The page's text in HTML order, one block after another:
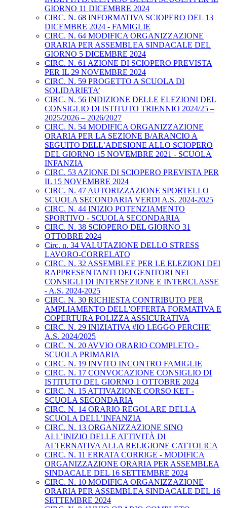
GIORNO 11 DICEMBRE 2024
CIRC. N. 68 INFORMATIVA SCIOPERO DEL 13
DICEMBRE 2024 - FAMIGLIE
CIRC. N. 64 MODIFICA ORGANIZZAZIONE
ORARIA PER ASSEMBLEA SINDACALE DEL
GIORNO 5 DICEMBRE 2024
CIRC. N. 61 AZIONE DI SCIOPERO PREVISTA
PER IL 29 NOVEMBRE 2024
CIRC. N. 59 PROGETTO A SCUOLA DI
SOLIDARIETA’
CIRC. N. 56 INDIZIONE DELLE ELEZIONI DEL
CONSIGLIO DI ISTITUTO TRIENNIO 2024/25 –
2025/2026 – 2026/2027
CIRC. N. 54 MODIFICA ORGANIZZAZIONE
ORARIA PER LA SEZIONE B/ARANCIO A
SEGUITO DELL’ADESIONE ALLO SCIOPERO
DEL GIORNO 15 NOVEMBRE 2021 - SCUOLA
INFANZIA
CIRC. 53 AZIONE DI SCIOPERO PREVISTA PER
IL 15 NOVEMBRE 2024
CIRC. N. 47 AUTORIZZAZIONE SPORTELLO
SCUOLA SECONDARIA VERDI A.S. 2024-2025
CIRC. N. 44 INIZIO POTENZIAMENTO
SPORTIVO - SCUOLA SECONDARIA
CIRC. N. 38 SCIOPERO DEL GIORNO 31
OTTOBRE 2024
Circ. n. 34 VALUTAZIONE DELLO STRESS
LAVORO-CORRELATO
CIRC. N. 32 ASSEMBLEE PER LE ELEZIONI DEI
RAPPRESENTANTI DEI GENITORI NEI
CONSIGLI DI INTERSEZIONE E INTERCLASSE
- A.S. 2024-2025
CIRC. N. 30 RICHIESTA CONTRIBUTO PER
AMPLIAMENTO DELL'OFFERTA FORMATIVA E
COPERTURA POLIZZA ASSICURATIVA
CIRC. N. 29 INIZIATIVA #IO LEGGO PERCHE'
A.S. 2024/2025
CIRC. N. 20 AVVIO ORARIO COMPLETO -
SCUOLA PRIMARIA
CIRC. N. 19 INVITO INCONTRO FAMIGLIE
CIRC. N. 17 CONVOCAZIONE CONSIGLIO DI
ISTITUTO DEL GIORNO 1 OTTOBRE 2024
CIRC. N. 15 ATTIVAZIONE CORSO KET -
SCUOLA SECONDARIA
CIRC. N. 14 ORARIO REGOLARE DELLA
SCUOLA DELL’INFANZIA
CIRC. N. 13 ORGANIZZAZIONE SINO
ALL’INIZIO DELLE ATTIVITÀ DI
ALTERNATIVA ALLA RELIGIONE CATTOLICA
CIRC. N. 11 ERRATA CORRIGE - MODIFICA
ORGANIZZAZIONE ORARIA PER ASSEMBLEA
SINDACALE DEL 16 SETTEMBRE 2024
CIRC. N. 10 MODIFICA ORGANIZZAZIONE
ORARIA PER ASSEMBLEA SINDACALE DEL 16
SETTEMBRE 2024